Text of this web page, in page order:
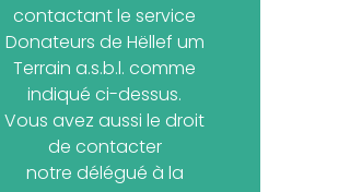
contactant le service
Donateurs de Hëllef um
Terrain a.s.b.l. comme
indiqué ci-dessus.
Vous avez aussi le droit
de contacter
notre délégué à la